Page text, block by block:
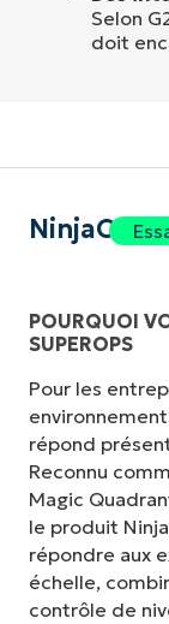
Selon
doit
NinjaOne
POURQUOI
SUPEROPS
Pour les
répond
Reconnu
Magic
le produit
répondre aux
échelle,
contrôle de